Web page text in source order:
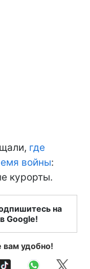
где
войны:
курорты.
на
Google!
вам удобно!